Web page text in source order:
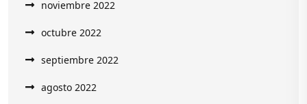
noviembre 2022
octubre 2022
septiembre 2022
agosto 2022